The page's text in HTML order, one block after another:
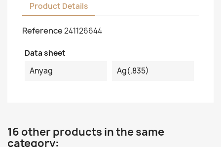
Product Details
Reference241126644
Data sheet
Anyag
Ag(.835)
16 other products in the same
category: